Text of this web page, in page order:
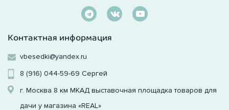
Контактная информация
vbesedki@yandex.ru
8 (916) 044-59-69 Сергей
г. Москва 8 км МКАД выставочная площадка товаров для
дачи у магазина «REAL»